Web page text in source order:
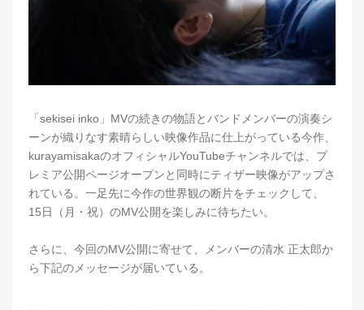
「sekisei inko」MVの続きの物語とバンドメンバーの演奏シ
ーンが織りなす素晴らしい映像作品に仕上がっている今作、
kurayamisakaのオフィシャルYouTubeチャンネルでは、プ
レミア公開ページオープンと同時にティザー映像がアップさ
れている。一足先に今作の世界観の断片をチェックして、
15日（月・祝）のMV公開を楽しみに待ちたい。
さらに、今回のMV公開に寄せて、メンバーの清水 正太郎か
ら下記のメッセージが届いている。